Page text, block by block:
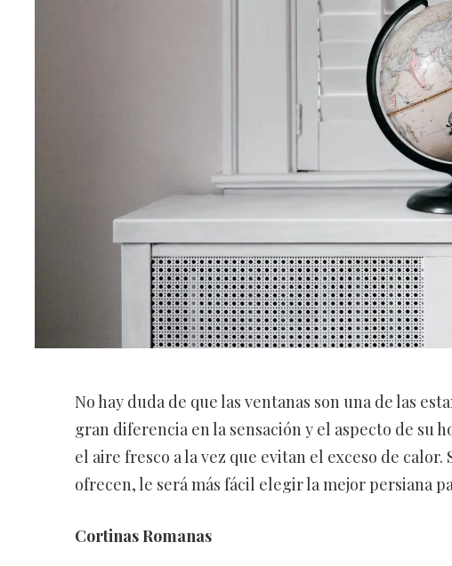
No hay duda de que las ventanas son una de las
gran diferencia en la sensación y el aspecto de su
el aire fresco a la vez que evitan el exceso de calor.
ofrecen, le será más fácil elegir la mejor persiana
Cortinas Romanas